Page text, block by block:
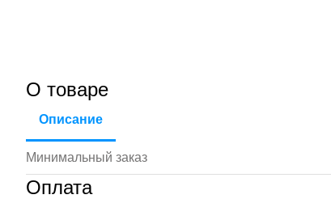
О товаре
Описание
Минимальный заказ
Оплата